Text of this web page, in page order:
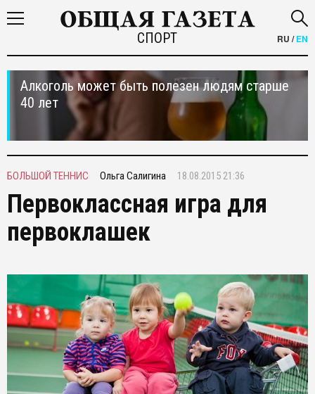
СПОРТ RU /EN
Алкоголь может быть полезен людям старше
40 лет
БОЛЬШОЙ ТЕННИС Ольга Салигина 18.08.2015 21:36
Первоклассная игра для
первоклашек